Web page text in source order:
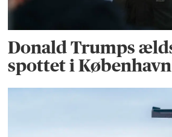
Donald Trumps
spottet i København